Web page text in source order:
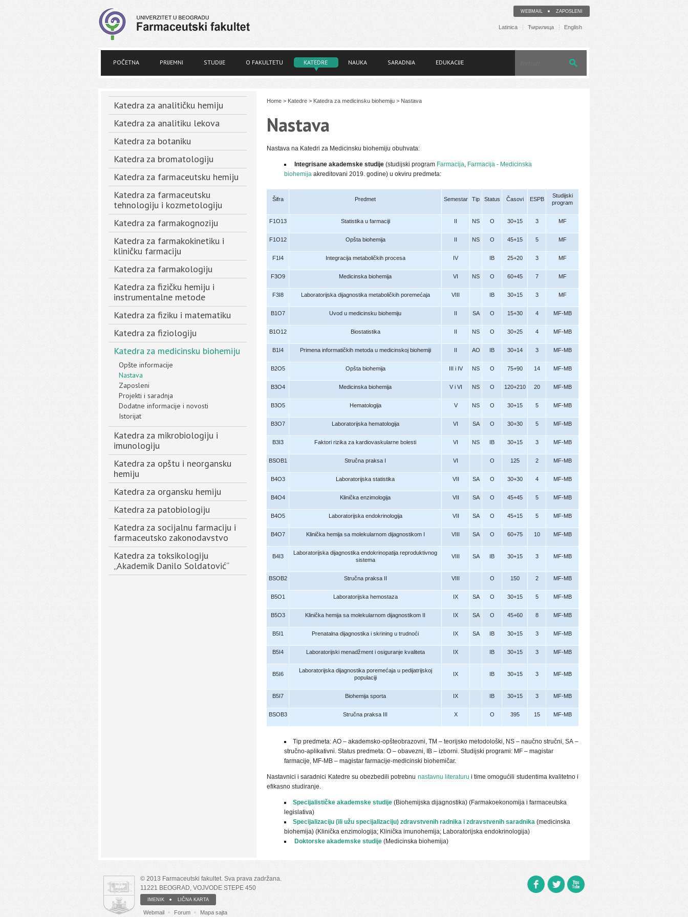
WEBMAIL ZAPOSLENI
Latinica Ћирилица English
POČETNA PRIJEMNI STUDIJE O FAKULTETU KATEDRE NAUKA SARADNJA EDUKACIJE
Katedra za analitičku hemiju
Katedra za analitiku lekova
Katedra za botaniku
Katedra za bromatologiju
Katedra za farmaceutsku hemiju
Katedra za farmaceutsku
tehnologiju i kozmetologiju
Katedra za farmakognoziju
Katedra za farmakokinetiku i
kliničku farmaciju
Katedra za farmakologiju
Katedra za fizičku hemiju i
instrumentalne metode
Katedra za fiziku i matematiku
Katedra za fiziologiju
Katedra za medicinsku biohemiju
Opšte informacije
Nastava
Zaposleni
Projekti i saradnja
Dodatne informacije i novosti
Istorijat
Katedra za mikrobiologiju i
imunologiju
Katedra za opštu i neorgansku
hemiju
Katedra za organsku hemiju
Katedra za patobiologiju
Katedra za socijalnu farmaciju i
farmaceutsko zakonodavstvo
Katedra za toksikologiju
„Akademik Danilo Soldatović“
Home > Katedre > Katedra za medicinsku biohemiju > Nastava
Nastava
Nastava na Katedri za Medicinsku biohemiju obuhvata:
Integrisane akademske studije (studijski program Farmacija, Farmacija - Medicinska
biohemija akreditovani 2019. godine) u okviru predmeta:
Šifra Predmet Semestar Tip Status Časovi ESPB
Studijski
program
F1O13 Statistika u farmaciji II NS O 30+15 3 MF
F1O12 Opšta biohemija II NS O 45+15 5 MF
F1I4 Integracija metaboličkih procesa IV IB 25+20 3 MF
F3O9 Medicinska biohemija VI NS O 60+45 7 MF
F3I8 Laboratorijska dijagnostika metaboličkih poremećaja VIII IB 30+15 3 MF
B1O7 Uvod u medicinsku biohemiju II SA O 15+30 4 MF-MB
B1O12 Biostatistika II NS O 30+25 4 MF-MB
B1I4 Primena informatičkih metoda u medicinskoj biohemiji II AO IB 30+14 3 MF-MB
B2O5 Opšta biohemija III i IV NS O 75+90 14 MF-MB
B3O4 Medicinska biohemija V i VI NS O 120+210 20 MF-MB
B3O5 Hematologija V NS O 30+15 5 MF-MB
B3O7 Laboratorijska hematologija VI SA O 30+30 5 MF-MB
B3I3 Faktori rizika za kardiovaskularne bolesti VI NS IB 30+15 3 MF-MB
BSOB1 Stručna praksa I VI O 125 2 MF-MB
B4O3 Laboratorijska statistika VII SA O 30+30 4 MF-MB
B4O4 Klinička enzimologija VII SA O 45+45 5 MF-MB
B4O5 Laboratorijska endokrinologija VII SA O 45+15 5 MF-MB
B4O7 Klinička hemija sa molekularnom dijagnostikom I VIII SA O 60+75 10 MF-MB
B4I3
Laboratorijska dijagnostika endokrinopatija reproduktivnog
sistema
VIII SA IB 30+15 3 MF-MB
BSOB2 Stručna praksa II VIII O 150 2 MF-MB
B5O1 Laboratorijska hemostaza IX SA O 30+15 5 MF-MB
B5O3 Klinička hemija sa molekularnom dijagnostikom II IX SA O 45+60 8 MF-MB
B5I1 Prenatalna dijagnostika i skrining u trudnoći IX SA IB 30+15 3 MF-MB
B5I4 Laboratorijski menadžment i osiguranje kvaliteta IX IB 30+15 3 MF-MB
B5I6
Laboratorijska dijagnostika poremećaja u pedijatrijskoj
populaciji
IX IB 30+15 3 MF-MB
B5I7 Biohemija sporta IX IB 30+15 3 MF-MB
BSOB3 Stručna praksa III X O 395 15 MF-MB
Tip predmeta: АO – akademsko-opšteobrazovni, TM – teorijsko metodološki, NS – naučno stručni, SА –
stručno-aplikativni. Status predmeta: O – obavezni, IB – izborni. Studijski programi: MF – magistar
farmacije, MF-MB – magistar farmacije-medicinski biohemičar.
Nastavnici i saradnici Katedre su obezbedili potrebnu nastavnu literaturu i time omogućili studentima kvalitetno i
efikasno studiranje.
Specijalističke akademske studije (Biohemijska dijagnostika) (Farmakoekonomija i farmaceutska
legislativa)
Specijalizaciju (ili užu specijalizaciju) zdravstvenih radnika i zdravstvenih saradnika (medicinska
biohemija) (Klinička enzimologija; Klinička imunohemija; Laboratorijska endokrinologija)
Doktorske akademske studije (Medicinska biohemija)
© 2013 Farmaceutski fakultet. Sva prava zadržana.
11221 BEOGRAD, VOJVODE STEPE 450
IMENIK LIČNA KARTA
Webmail Forum Mapa sajta